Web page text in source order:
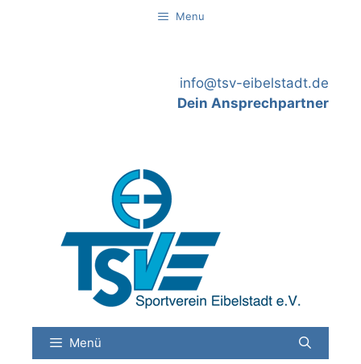
Menu
info@tsv-eibelstadt.de
Dein Ansprechpartner
Menü